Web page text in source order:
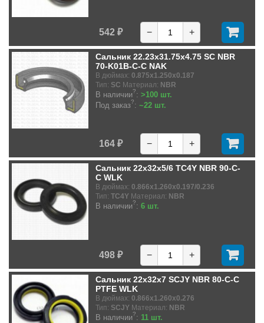
542 ₽ − +
Сальник 22.23x31.75x4.75 SC NBR
70-K01B-C-C NAK
В дюймах: 0.875x1.250x0.187
Тип: SC Материал: NBR
В наличии?: >100 шт.
Под заказ?: ~22 шт.
164 ₽ − +
Сальник 22x32x5/6 TC4Y NBR 90-C-
C WLK
В дюймах: 0.866x1.260x0.197/0.236
Тип: TC4Y Материал: NBR
В наличии?: 6 шт.
498 ₽ − +
Сальник 22x32x7 SCJY NBR 80-C-C
PTFE WLK
В дюймах: 0.866x1.260x0.276
Тип: SCJY Материал: NBR
В наличии?: 11 шт.